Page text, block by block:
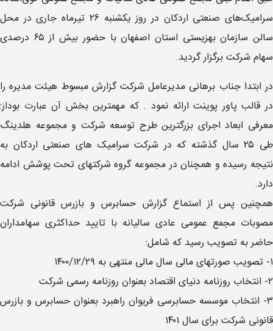
سرامیک‌های صنعتی اردکان در روز یکشنبه ۲۶ تیرماه جاری در محل
سالن سازمان بهزیستی استان اصفهان با حضور بیش از ۶۵ درصدی
سهام شرکت برگزار گردید.
در ابتدا جناب برهانی مدیرعامل شرکت گزارش مبسوط هیئت مدیره را
در قالب پاور پوینت ارائه نمود . که مهمترین بخش آن عبارت بوداز:
معرفی ابعاد اجرای بزرگترین طرح توسعه شرکت و مجموعه هلدینگ
طی ۲۵ سال گذشته که در شرکت سرامیک های صنعتی اردکان به
نتیجه رسیده و همچنان در مجموعه گروه شرکتهای تحت پوشش ادامه
دارد.
همچنین پس از استماع گزارش حسابرس و بازرس قانونی شرکت
مصوبات مجمع عمومی عادی سالیانه با تایید حداکثری سهامداران
حاضر به تصویب رسید که شامل:
۱- تصویب صورتهای مالی سال مالی منتهی به ۱۴۰۰/۱۲/۲۹
۲- انتخاب روزنامه دنیای اقتصاد بعنوان روزنامه رسمی شرکت
۳- انتخاب موسسه حسابرسی فریوان راهبرد بعنوان حسابرس و بازرس
قانونی شرکت برای سال ۱۴۰۱